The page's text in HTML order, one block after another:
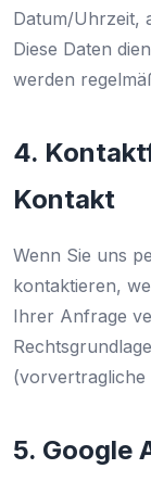
Datum/Uhrzeit,
Diese Daten
werden
4.
Kontakt
Wenn Sie uns
kontaktieren,
Ihrer Anfrage
(vorvertragliche
5. Google